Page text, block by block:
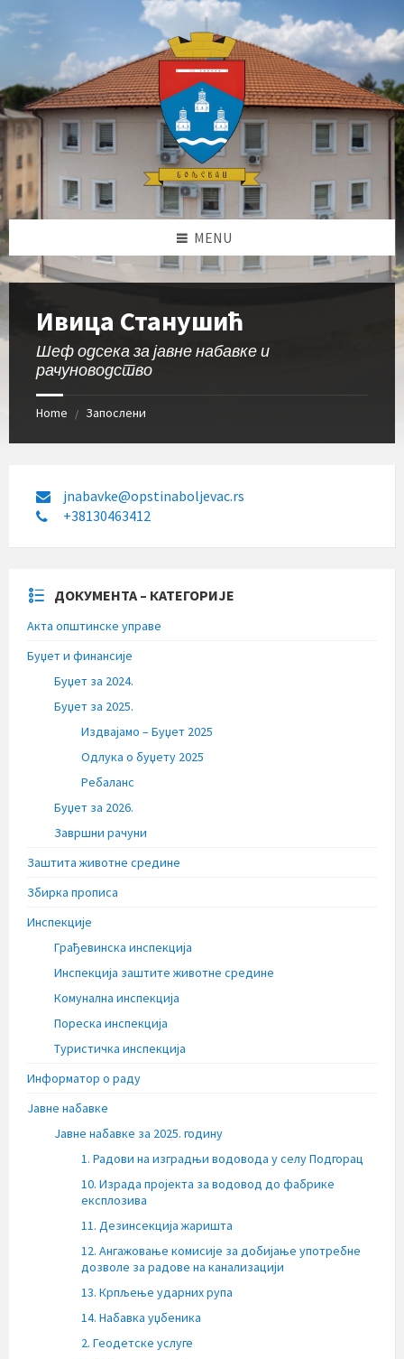
to
content
to
left
to
right
to
footer
MENU
Ивица Станушић
Шеф одсека за јавне набавке и
рачуноводство
Home / Запослени
jnabavke@opstinaboljevac.rs
+38130463412
ДОКУМЕНТА – КАТЕГОРИЈЕ
Акта општинске управе
Буџет и финансије
Буџет за 2024.
Буџет за 2025.
Издвајамо – Буџет 2025
Одлука о буџету 2025
Ребаланс
Буџет за 2026.
Завршни рачуни
Заштита животне средине
Збирка прописа
Инспекције
Грађевинска инспекција
Инспекција заштите животне средине
Комунална инспекција
Пореска инспекција
Туристичка инспекција
Информатор о раду
Јавне набавке
Јавне набавке за 2025. годину
1. Радови на изградњи водовода у селу Подгорац
10. Израда пројекта за водовод до фабрике
експлозива
11. Дезинсекција жаришта
12. Ангажовање комисије за добијање употребне
дозволе за радове на канализацији
13. Крпљење ударних рупа
14. Набавка уџбеника
2. Геодетске услуге